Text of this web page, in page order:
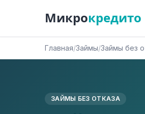
Микрокредито
Главная/Займы/Займы без
ЗАЙМЫ БЕЗ ОТКАЗА